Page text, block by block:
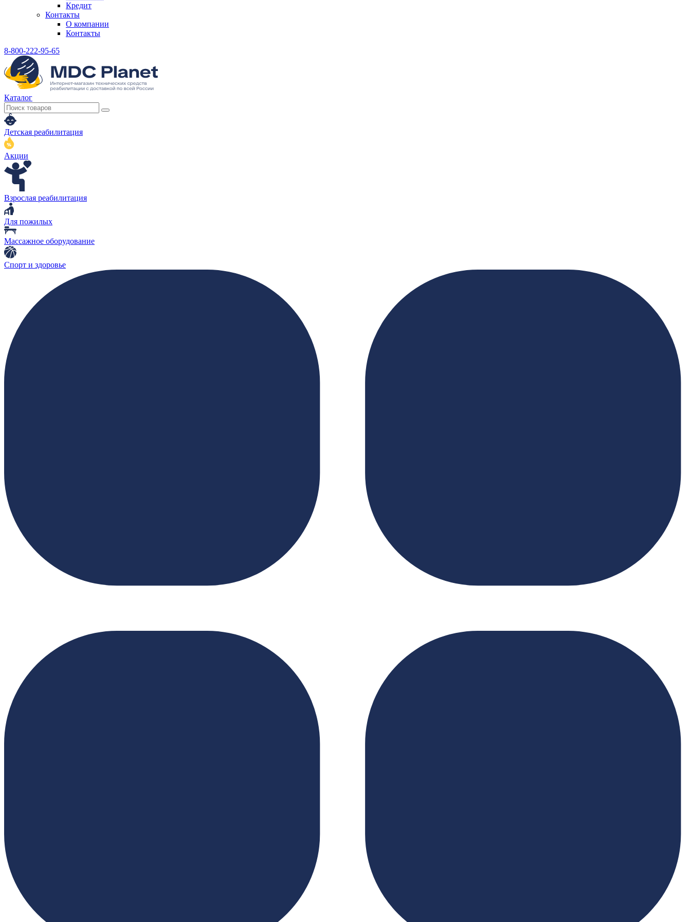
Кредит
Контакты
О компании
Контакты
8-800-222-95-65
Каталог
Детская реабилитация
Акции
Взрослая реабилитация
Для пожилых
Массажное оборудование
Спорт и здоровье